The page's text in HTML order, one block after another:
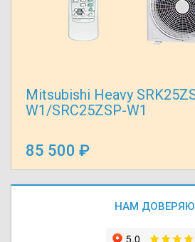
Mitsubishi Heavy
W1/SRC25ZSP-W1
85 500
НАМ